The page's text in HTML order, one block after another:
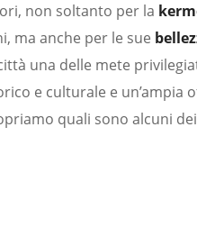
non soltanto per la
ma anche per le sue
una delle mete
e culturale e un’ampia
quali sono alcuni